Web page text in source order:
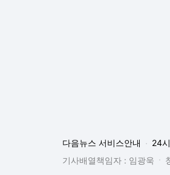
다음뉴스 서비스안내 24
기사배열책임자 : 임광욱